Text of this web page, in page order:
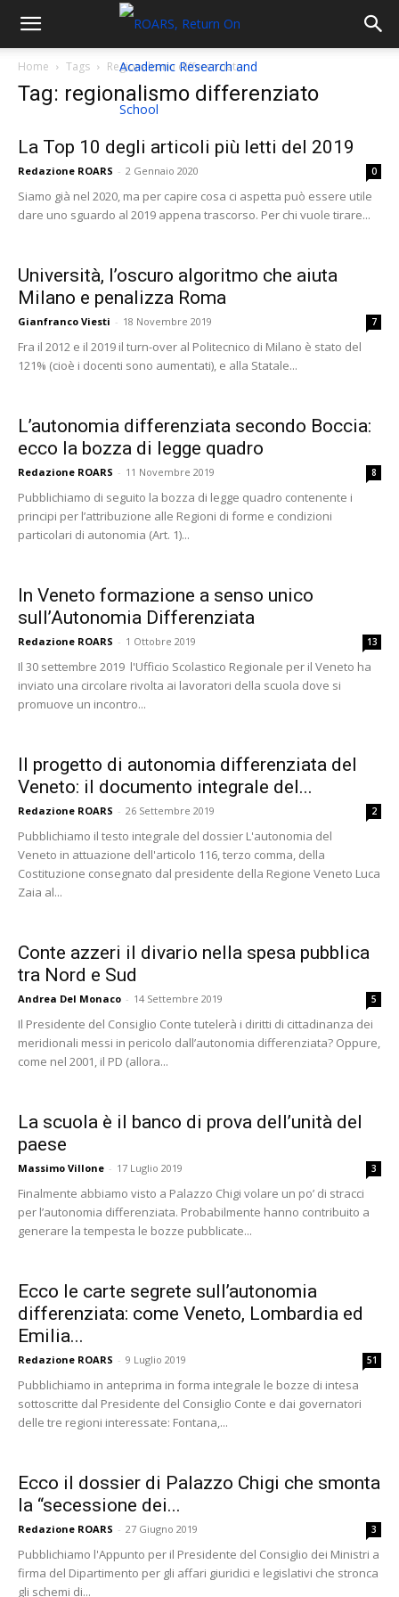
Home Tags Regionalismo differenziato
Tag: regionalismo differenziato
La Top 10 degli articoli più letti del 2019
Redazione ROARS - 2 Gennaio 2020 0
Siamo già nel 2020, ma per capire cosa ci aspetta può essere utile
dare uno sguardo al 2019 appena trascorso. Per chi vuole tirare...
Università, l’oscuro algoritmo che aiuta
Milano e penalizza Roma
Gianfranco Viesti - 18 Novembre 2019 7
Fra il 2012 e il 2019 il turn-over al Politecnico di Milano è stato del
121% (cioè i docenti sono aumentati), e alla Statale...
L’autonomia differenziata secondo Boccia:
ecco la bozza di legge quadro
Redazione ROARS - 11 Novembre 2019 8
Pubblichiamo di seguito la bozza di legge quadro contenente i
principi per l’attribuzione alle Regioni di forme e condizioni
particolari di autonomia (Art. 1)...
In Veneto formazione a senso unico
sull’Autonomia Differenziata
Redazione ROARS - 1 Ottobre 2019 13
Il 30 settembre 2019 l'Ufficio Scolastico Regionale per il Veneto ha
inviato una circolare rivolta ai lavoratori della scuola dove si
promuove un incontro...
Il progetto di autonomia differenziata del
Veneto: il documento integrale del...
Redazione ROARS - 26 Settembre 2019 2
Pubblichiamo il testo integrale del dossier L'autonomia del
Veneto in attuazione dell'articolo 116, terzo comma, della
Costituzione consegnato dal presidente della Regione Veneto Luca
Zaia al...
Conte azzeri il divario nella spesa pubblica
tra Nord e Sud
Andrea Del Monaco - 14 Settembre 2019 5
Il Presidente del Consiglio Conte tutelerà i diritti di cittadinanza dei
meridionali messi in pericolo dall’autonomia differenziata? Oppure,
come nel 2001, il PD (allora...
La scuola è il banco di prova dell’unità del
paese
Massimo Villone - 17 Luglio 2019 3
Finalmente abbiamo visto a Palazzo Chigi volare un po’ di stracci
per l’autonomia differenziata. Probabilmente hanno contribuito a
generare la tempesta le bozze pubblicate...
Ecco le carte segrete sull’autonomia
differenziata: come Veneto, Lombardia ed
Emilia...
Redazione ROARS - 9 Luglio 2019 51
Pubblichiamo in anteprima in forma integrale le bozze di intesa
sottoscritte dal Presidente del Consiglio Conte e dai governatori
delle tre regioni interessate: Fontana,...
Ecco il dossier di Palazzo Chigi che smonta
la “secessione dei...
Redazione ROARS - 27 Giugno 2019 3
Pubblichiamo l'Appunto per il Presidente del Consiglio dei Ministri a
firma del Dipartimento per gli affari giuridici e legislativi che stronca
gli schemi di...